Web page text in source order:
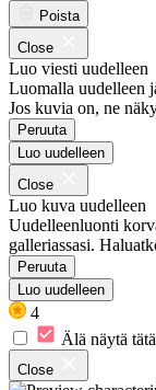
Poista
Close
Luo viesti uudelleen
Luomalla uudelleen
Jos kuvia on, ne
Peruuta
Luo uudelleen
Close
Luo kuva uudelleen
Uudelleenluonti
galleriassasi.
Peruuta
Luo uudelleen
4
Älä näytä
Close